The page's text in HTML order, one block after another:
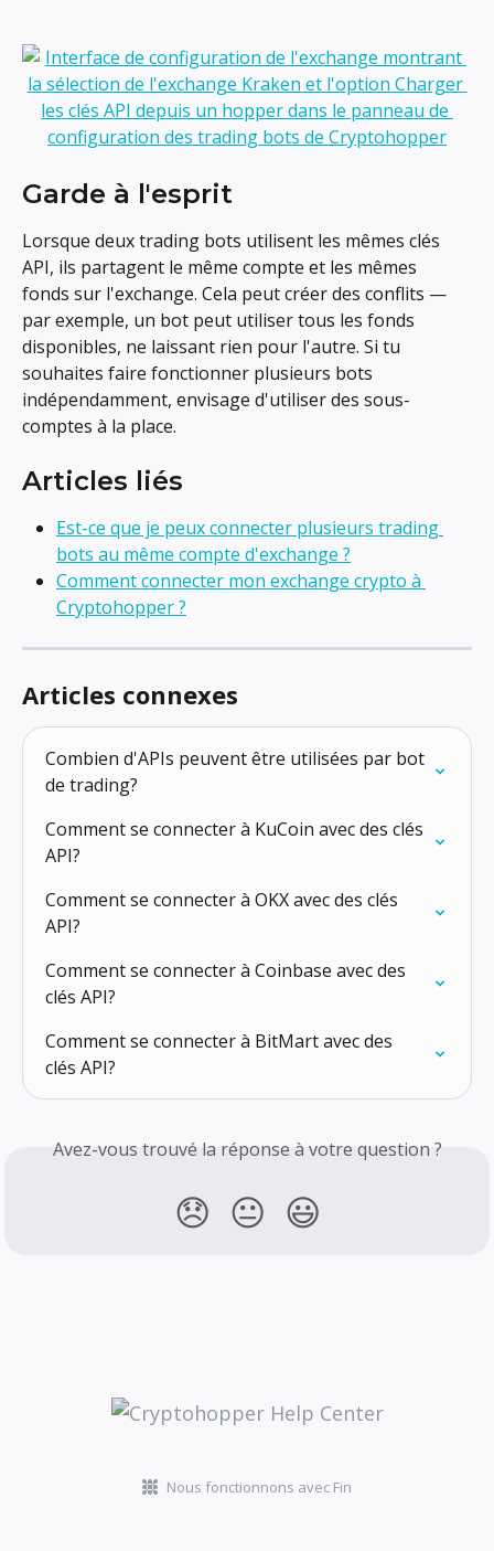
Garde à l'esprit
Lorsque deux trading bots utilisent les mêmes clés
API, ils partagent le même compte et les mêmes
fonds sur l'exchange. Cela peut créer des conflits —
par exemple, un bot peut utiliser tous les fonds
disponibles, ne laissant rien pour l'autre. Si tu
souhaites faire fonctionner plusieurs bots
indépendamment, envisage d'utiliser des sous-
comptes à la place.
Articles liés
Est-ce que je peux connecter plusieurs trading
bots au même compte d'exchange ?
Comment connecter mon exchange crypto à
Cryptohopper ?
Articles connexes
Combien d'APIs peuvent être utilisées par bot
de trading?
Comment se connecter à KuCoin avec des clés
API?
Comment se connecter à OKX avec des clés
API?
Comment se connecter à Coinbase avec des
clés API?
Comment se connecter à BitMart avec des
clés API?
Avez-vous trouvé la réponse à votre question ?
😞 😐 😃
Nous fonctionnons avec Fin